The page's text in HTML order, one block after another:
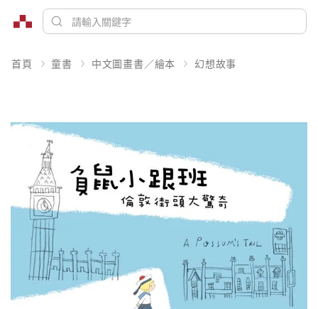
首頁 童書 中文圖畫書／繪本 幻想故事